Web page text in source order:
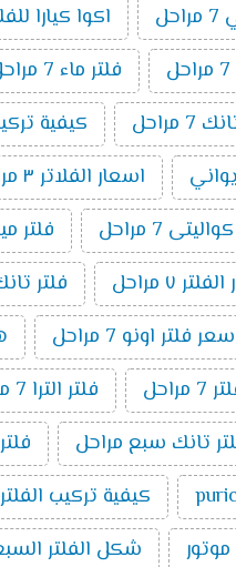
اكوا كيارا
فلتر ماء 7 مراحل
كيفية تركيب
اسعار الفلاتر ٣ مراحل
7 مراحل فلتر مياه 7 مراحل
٧ مراحل فلتر تانك
سعر فلتر اونو 7 مراحل
فلتر الترا 7 مراحل
تانك سبع مراحل
كيفية تركيب الفلتر 7 مراحل
شكل الفلتر